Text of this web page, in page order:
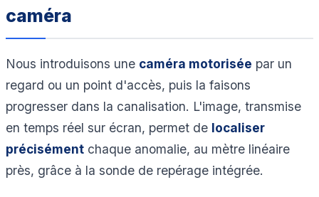
caméra
Nous introduisons une caméra motorisée par un
regard ou un point d'accès, puis la faisons
progresser dans la canalisation. L'image, transmise
en temps réel sur écran, permet de localiser
précisément chaque anomalie, au mètre linéaire
près, grâce à la sonde de repérage intégrée.